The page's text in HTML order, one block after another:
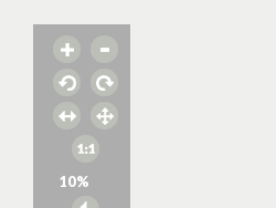
10%